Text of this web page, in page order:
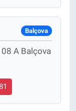
Balçova
A Balçova